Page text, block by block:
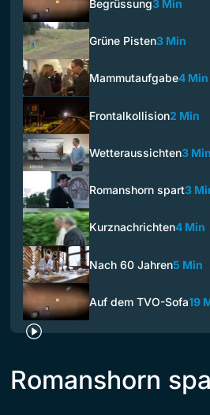
Begrüssung3 Min
Grüne Pisten3 Min
Mammutaufgabe4 Min
Frontalkollision2 Min
Wetteraussichten3 Min
Romanshorn spart3
Kurznachrichten4 Min
Nach 60 Jahren5 Min
Auf dem TVO-Sofa19
Romanshorn